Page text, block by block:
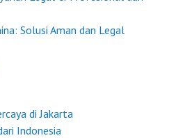
Solusi Aman dan Legal
di Jakarta
Indonesia